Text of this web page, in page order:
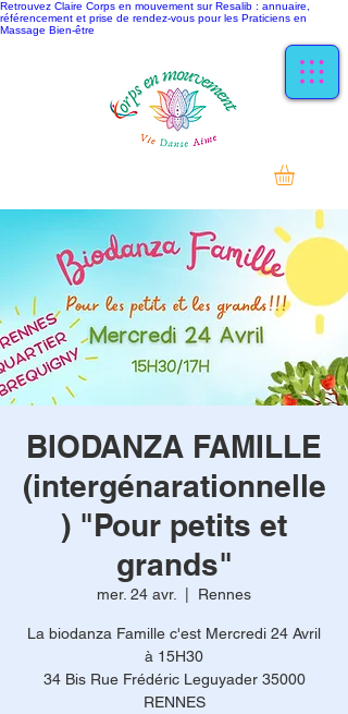
Retrouvez Claire Corps en mouvement sur Resalib : annuaire,
référencement et prise de rendez-vous pour les Praticiens en
Massage Bien-être
BIODANZA FAMILLE
(intergénarationnelle
) "Pour petits et
grands"
mer. 24 avr. Rennes
La biodanza Famille c'est Mercredi 24 Avril
à 15H30
34 Bis Rue Frédéric Leguyader 35000
RENNES